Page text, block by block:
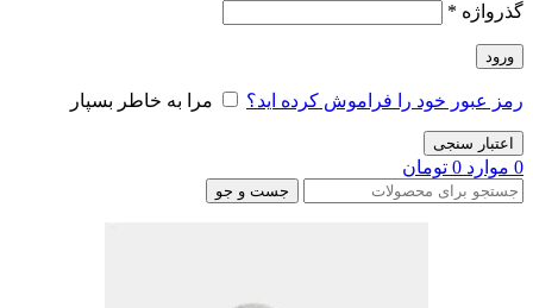
گذرواژه *
ورود
رمز عبور خود را فراموش کرده اید؟ مرا به خاطر بسپار
اعتبار سنجی
0 موارد 0 تومان
جست و جو